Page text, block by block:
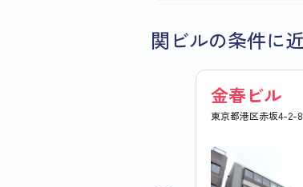
関ビルの条件に
金春ビル
東京都港区赤坂4-2-8